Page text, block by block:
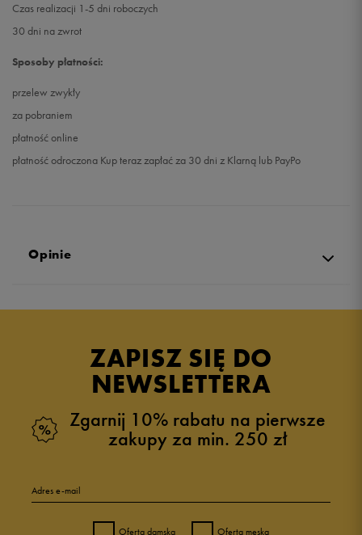
Czas realizacji 1-5 dni roboczych
30 dni na zwrot
Sposoby płatności:
przelew zwykły
za pobraniem
płatność online
płatność odroczona Kup teraz zapłać za 30 dni z Klarną lub PayPo
Opinie
ZAPISZ SIĘ DO
NEWSLETTERA
Zgarnij 10% rabatu na pierwsze
zakupy za min. 250 zł
Adres e-mail
Oferta damska Oferta męska